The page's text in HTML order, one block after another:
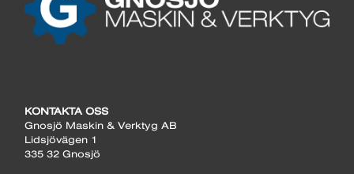
KONTAKTA OSS
Gnosjö Maskin & Verktyg AB
Lidsjövägen 1
335 32 Gnosjö